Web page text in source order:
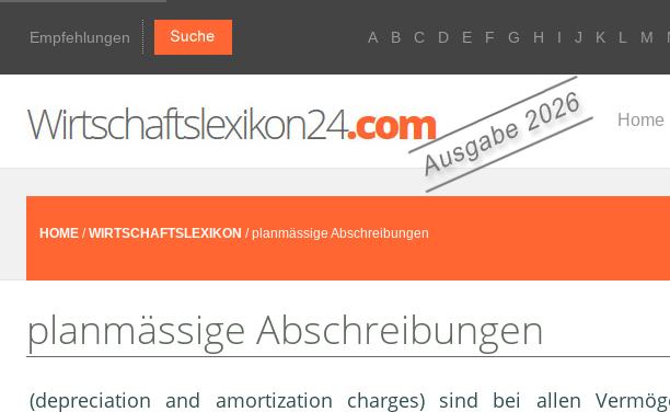
Empfehlungen A B C D E F G H I J K L M
Home
HOME /WIRTSCHAFTSLEXIKON / planmässige Abschreibungen
planmässige Abschreibungen
(depreciation and amortization charges) sind bei allen